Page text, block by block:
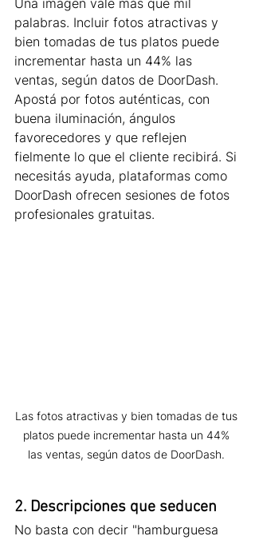
Una imagen vale más que mil
palabras. Incluir fotos atractivas y
bien tomadas de tus platos puede
incrementar hasta un 44% las
ventas, según datos de DoorDash.
Apostá por fotos auténticas, con
buena iluminación, ángulos
favorecedores y que reflejen
fielmente lo que el cliente recibirá. Si
necesitás ayuda, plataformas como
DoorDash ofrecen sesiones de fotos
profesionales gratuitas.
Las fotos atractivas y bien tomadas de tus
platos puede incrementar hasta un 44%
las ventas, según datos de DoorDash.
2. Descripciones que seducen
No basta con decir "hamburguesa